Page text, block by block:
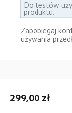
299,00 zł
Do testów
produktu.
Zapobiegaj
używania